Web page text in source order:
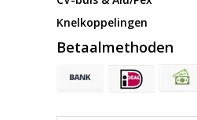
Knelkoppelingen
Betaalmethoden